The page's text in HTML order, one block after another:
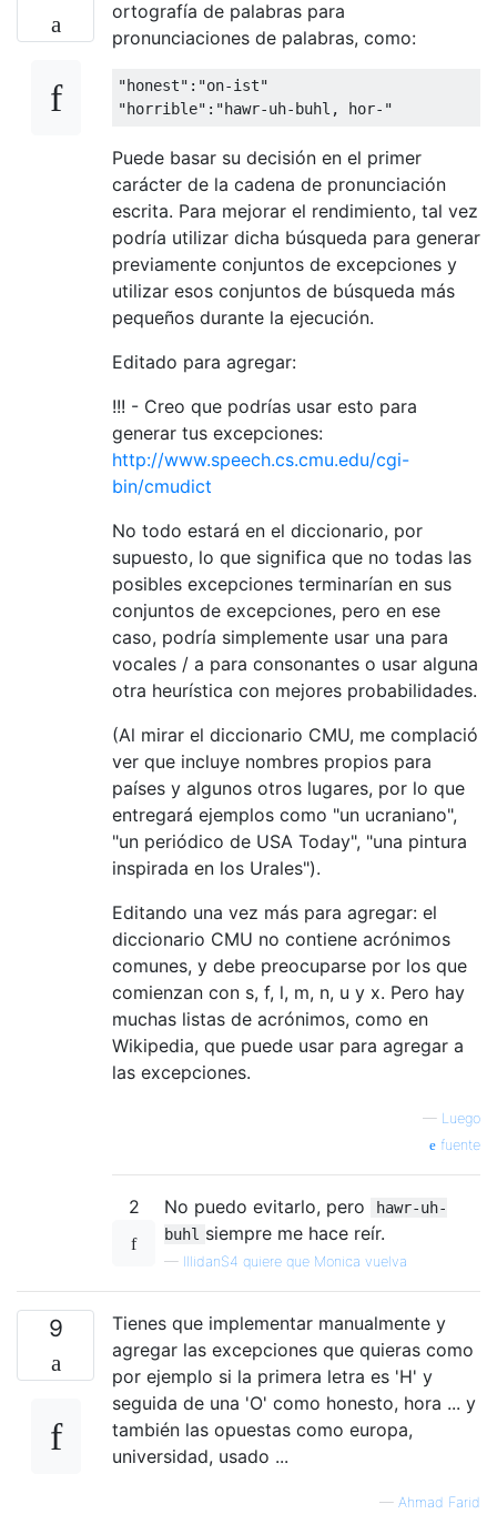
ortografía de palabras para
pronunciaciones de palabras, como:
"honest" : "on-ist"
"horrible" : "hawr-uh-buhl, hor-"
Puede basar su decisión en el primer
carácter de la cadena de pronunciación
escrita. Para mejorar el rendimiento, tal vez
podría utilizar dicha búsqueda para generar
previamente conjuntos de excepciones y
utilizar esos conjuntos de búsqueda más
pequeños durante la ejecución.
Editado para agregar:
!!! - Creo que podrías usar esto para
generar tus excepciones:
http://www.speech.cs.cmu.edu/cgi-
bin/cmudict
No todo estará en el diccionario, por
supuesto, lo que significa que no todas las
posibles excepciones terminarían en sus
conjuntos de excepciones, pero en ese
caso, podría simplemente usar una para
vocales / a para consonantes o usar alguna
otra heurística con mejores probabilidades.
(Al mirar el diccionario CMU, me complació
ver que incluye nombres propios para
países y algunos otros lugares, por lo que
entregará ejemplos como "un ucraniano",
"un periódico de USA Today", "una pintura
inspirada en los Urales").
Editando una vez más para agregar: el
diccionario CMU no contiene acrónimos
comunes, y debe preocuparse por los que
comienzan con s, f, l, m, n, u y x. Pero hay
muchas listas de acrónimos, como en
Wikipedia, que puede usar para agregar a
las excepciones.
— Luego
fuente
2 No puedo evitarlo, pero
hawr-uh-
buhl siempre me hace reír.
— IllidanS4 quiere que Monica vuelva
9
Tienes que implementar manualmente y
agregar las excepciones que quieras como
por ejemplo si la primera letra es 'H' y
seguida de una 'O' como honesto, hora ... y
también las opuestas como europa,
universidad, usado ...
— Ahmad Farid